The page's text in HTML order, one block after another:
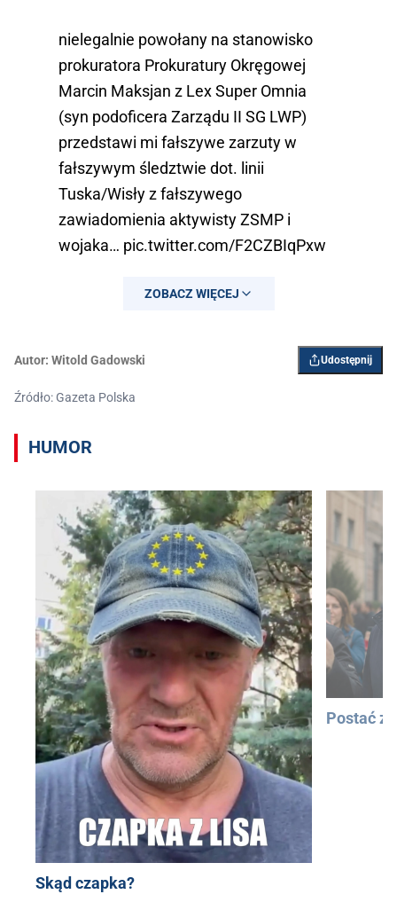
nielegalnie powołany na stanowisko
prokuratora Prokuratury Okręgowej
Marcin Maksjan z Lex Super Omnia
(syn podoficera Zarządu II SG LWP)
przedstawi mi fałszywe zarzuty w
fałszywym śledztwie dot. linii
Tuska/Wisły z fałszywego
zawiadomienia aktywisty ZSMP i
wojaka… pic.twitter.com/F2CZBIqPxw
— Sławomir Cenckiewicz
ZOBACZ WIĘCEJ
Autor: Witold Gadowski Udostępnij
Źródło: Gazeta Polska
HUMOR
Skąd czapka?
Postać